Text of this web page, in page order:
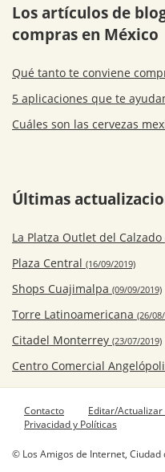
Los artículos de
compras en México
Qué tanto te conviene
5 aplicaciones que te
Cuáles son las cervezas
Últimas
La Platza Outlet del Calzado
Plaza Central (16/09/2019)
Shops Cuajimalpa (09/09/2019)
Torre Latinoamericana (26/
Citadel Monterrey (23/07/2019)
Centro Comercial
Contacto
Editar/
Privacidad y Políticas
© Los Amigos de Internet, Ciudad